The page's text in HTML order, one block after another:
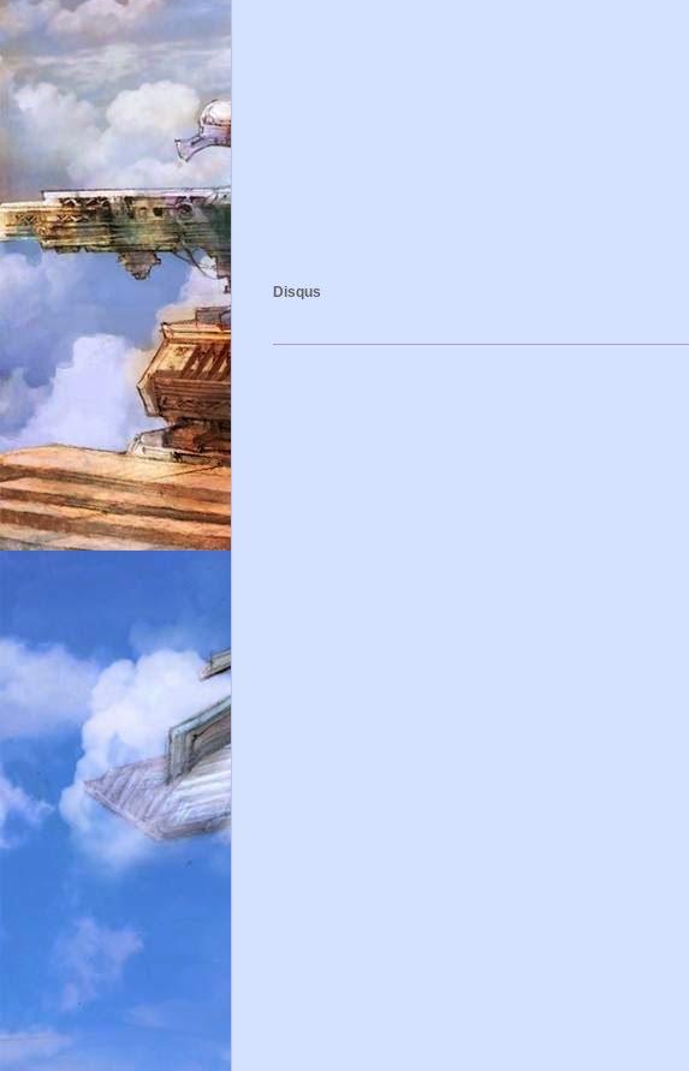
Disqus